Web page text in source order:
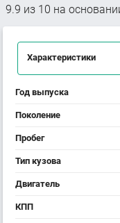
9.9 из 10 на
Характеристики
Год выпуска
Поколение
Пробег
Тип кузова
Двигатель
КПП